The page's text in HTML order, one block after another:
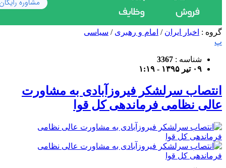
گروه : اخبار ایران / امام و رهبری / سیاسی
پ
شناسه : 3367
۰۹ تیر ۱۳۹۵ - ۱:۱۹
انتصاب سرلشکر فیروزآبادی به مشاورت
عالی نظامی فرماندهی کل قوا